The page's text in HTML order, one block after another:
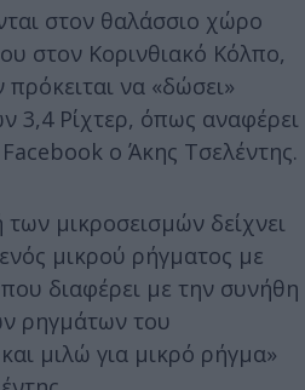
στον θαλάσσιο χώρο
στον Κορινθιακό Κόλπο,
να «δώσει»
3,4 Ρίχτερ, όπως αναφέρει
ο Άκης Τσελέντης.
μικροσεισμών δείχνει
μικρού ρήγματος με
διαφέρει με την συνήθη
ρηγμάτων του
μιλώ για μικρό ρήγμα»